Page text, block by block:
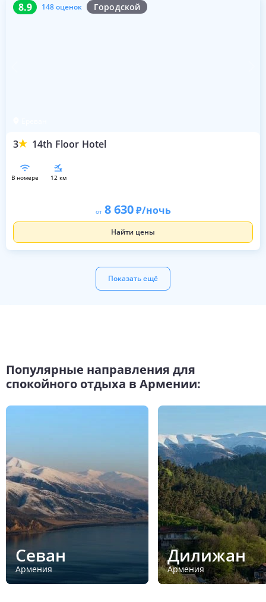
8.9 148 оценок Городской
3 14th Floor Hotel
в номере 12 км
от 8 630 /ночь
Найти цены
Показать ещё
Популярные направления для
спокойного отдыха в Армении:
Севан
Армения
Дилижан
Армения